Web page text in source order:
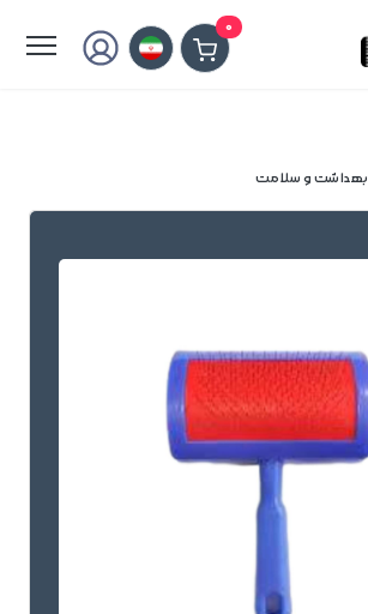
0
بهداشت و سلامت